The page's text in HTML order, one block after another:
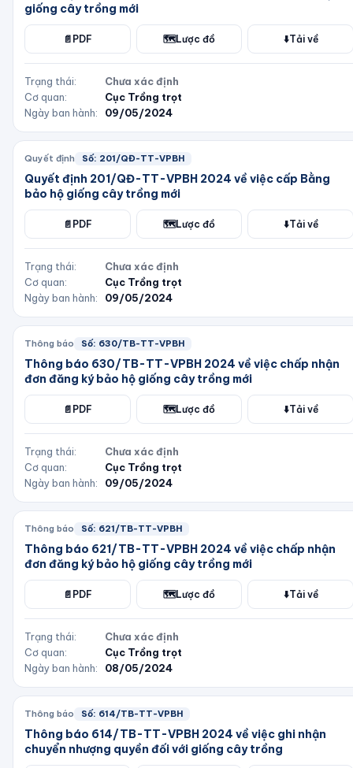
giống cây trồng mới
📄 PDF 🗺️Lược đồ ⬇️Tải về
Trạng thái:
Chưa xác định
Cơ quan:
Cục Trồng trọt
Ngày ban hành:
09/05/2024
Quyết định Số: 201/QĐ-TT-VPBH
Quyết định 201/QĐ-TT-VPBH 2024 về việc cấp Bằng
bảo hộ giống cây trồng mới
📄 PDF 🗺️Lược đồ ⬇️Tải về
Trạng thái:
Chưa xác định
Cơ quan:
Cục Trồng trọt
Ngày ban hành:
09/05/2024
Thông báo Số: 630/TB-TT-VPBH
Thông báo 630/TB-TT-VPBH 2024 về việc chấp nhận
đơn đăng ký bảo hộ giống cây trồng mới
📄 PDF 🗺️Lược đồ ⬇️Tải về
Trạng thái:
Chưa xác định
Cơ quan:
Cục Trồng trọt
Ngày ban hành:
09/05/2024
Thông báo Số: 621/TB-TT-VPBH
Thông báo 621/TB-TT-VPBH 2024 về việc chấp nhận
đơn đăng ký bảo hộ giống cây trồng mới
📄 PDF 🗺️Lược đồ ⬇️Tải về
Trạng thái:
Chưa xác định
Cơ quan:
Cục Trồng trọt
Ngày ban hành:
08/05/2024
Thông báo Số: 614/TB-TT-VPBH
Thông báo 614/TB-TT-VPBH 2024 về việc ghi nhận
chuyển nhượng quyền đối với giống cây trồng